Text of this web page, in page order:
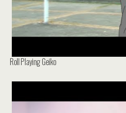
Roll Playing Geiko